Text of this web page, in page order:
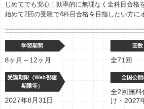
じめてでも安心！効率的に無理なく全科目合格
始めて2回の受験で4科目合格を目指したい方に
学習期間
8ヶ月～12ヶ月
回数
全71回
受講期限（Web視聴
期限等）
2027年8月31日
全国公開
全2回無料
け・2027